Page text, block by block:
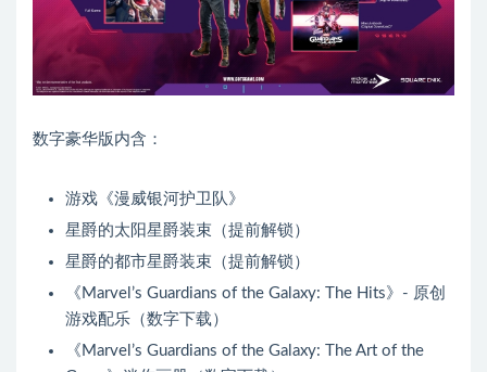
数字豪华版内含：
游戏《漫威银河护卫队》
星爵的太阳星爵装束（提前解锁）
星爵的都市星爵装束（提前解锁）
《Marvel’s Guardians of the Galaxy: The Hits》- 原创
游戏配乐（数字下载）
《Marvel’s Guardians of the Galaxy: The Art of the